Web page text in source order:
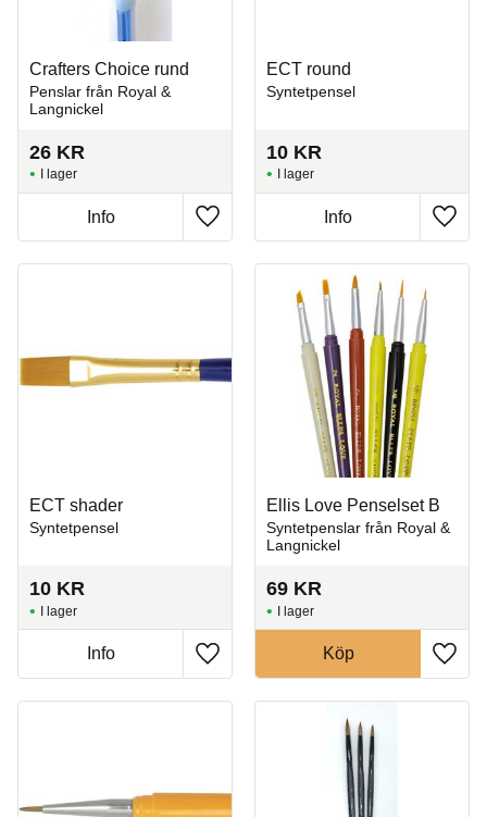
Crafters Choice rund
Penslar från Royal &
Langnickel
26 KR
Lägg till i favoriter
I lager
Info
ECT round
Syntetpensel
10 KR
Lägg
I lager
Info
ECT shader
Syntetpensel
10 KR
Lägg till i favoriter
I lager
Info
Ellis Love Penselset B
Syntetpenslar från Royal &
Langnickel
69 KR
Lägg
I lager
Köp